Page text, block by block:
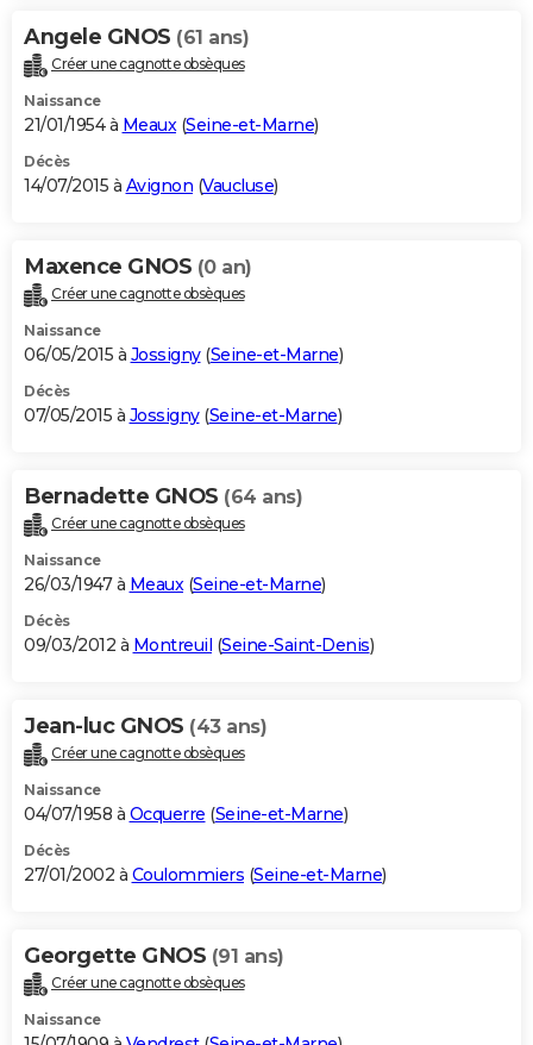
Angele GNOS (61 ans)
Créer une cagnotte obsèques
Naissance
21/01/1954 à Meaux(Seine-et-Marne)
Décès
14/07/2015 à Avignon (Vaucluse)
Maxence GNOS (0 an)
Créer une cagnotte obsèques
Naissance
06/05/2015 à Jossigny(Seine-et-Marne)
Décès
07/05/2015 à Jossigny(Seine-et-Marne)
Bernadette GNOS (64 ans)
Créer une cagnotte obsèques
Naissance
26/03/1947 à Meaux(Seine-et-Marne)
Décès
09/03/2012 à Montreuil (Seine-Saint-Denis)
Jean-luc GNOS (43 ans)
Créer une cagnotte obsèques
Naissance
04/07/1958 à Ocquerre (Seine-et-Marne)
Décès
27/01/2002 à Coulommiers (Seine-et-Marne)
Georgette GNOS (91 ans)
Créer une cagnotte obsèques
Naissance